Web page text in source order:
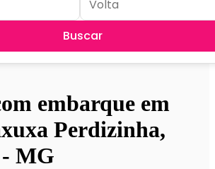
Buscar
embarque em
Perdizinha,
MG